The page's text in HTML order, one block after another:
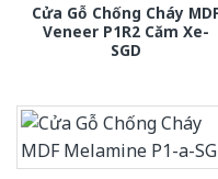
Cửa Gỗ Chống Cháy
Veneer P1R2 Căm Xe-
SGD